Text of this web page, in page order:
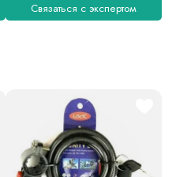
Связаться с экспертом